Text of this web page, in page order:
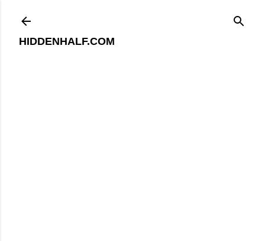
HIDDENHALF.COM